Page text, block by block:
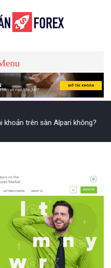
khoản trên sàn Alpari không?